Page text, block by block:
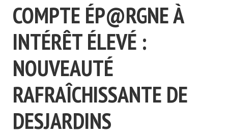
COMPTE ÉP@RGNE À
INTÉRÊT ÉLEVÉ :
NOUVEAUTÉ
RAFRAÎCHISSANTE DE
DESJARDINS